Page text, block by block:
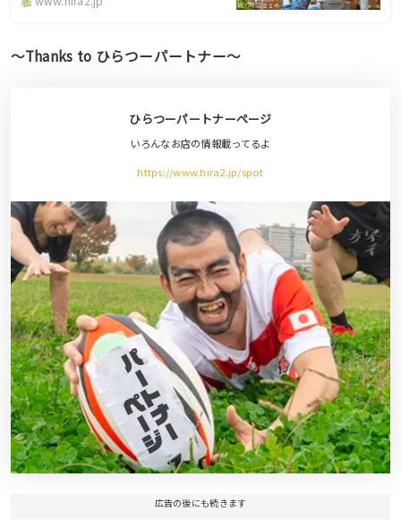
〜Thanks to ひらつーパートナー〜
ひらつーパートナーページ
いろんなお店の情報載ってるよ
https://www.hira2.jp/spot
広告の後にも続きます